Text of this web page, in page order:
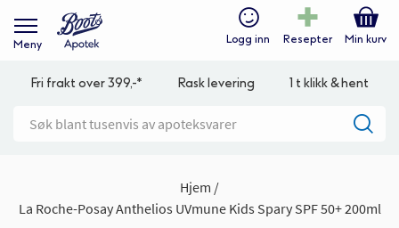
Meny Logg inn Resepter Min kurv
Fri frakt over 399,-* Rask levering 1 t klikk & hent
Hjem
La Roche-Posay Anthelios UVmune Kids Spary SPF 50+ 200ml